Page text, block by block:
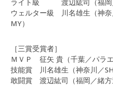
ライト級 渡辺紘司（福岡
ウェルター級 川名雄生（神
MY）
［三賞受賞者］
ＭＶＰ 征矢 貴（千葉／パラエ
技能賞 川名雄生（神奈川／
敢闘賞 渡辺紘司（福岡／緒方